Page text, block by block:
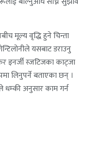
मूल्य वृद्धि हुने चिन्ता
यसबाट डराउनु
इनर्जी स्जटिजका काट्जा
लिनुपर्ने बताएका छन् ।
अनुसार काम गर्न